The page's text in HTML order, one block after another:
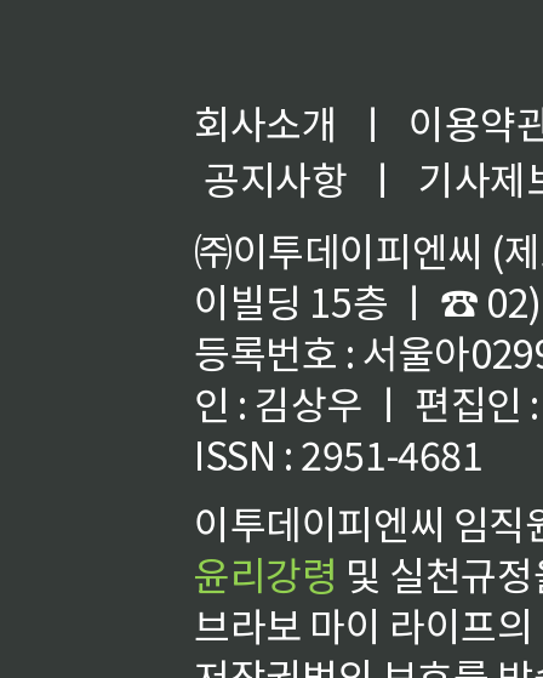
회사소개 ㅣ
이용약
공지사항
ㅣ
기사제
㈜이투데이피엔씨 (
이빌딩 15층 ㅣ ☎
등록번호 : 서울아
인 : 김상우 ㅣ 편집인
ISSN : 2951-4681
이투데이피엔씨 임
윤리강령 및 실천규
브라보 마이 라이프